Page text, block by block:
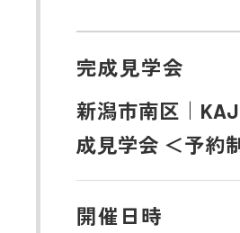
完成見学会
新潟市南区｜
成見学会 ＜予約
開催日時